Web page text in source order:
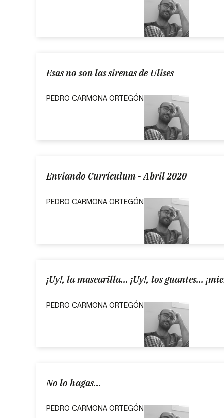
Esas no son las sirenas de Ulises
PEDRO CARMONA ORTEGÓN
Enviando Currículum - Abril 2020
PEDRO CARMONA ORTEGÓN
¡Uy!, la mascarilla... ¡Uy!, los guantes...
PEDRO CARMONA ORTEGÓN
No lo hagas...
PEDRO CARMONA ORTEGÓN